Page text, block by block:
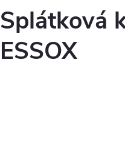
Splátková
ESSOX